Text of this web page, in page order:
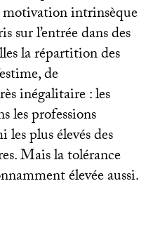
intrinsèque
sur l’entrée dans des
la répartition des
de
inégalitaire : les
les professions
plus élevés des
Mais la tolérance
élevée aussi.